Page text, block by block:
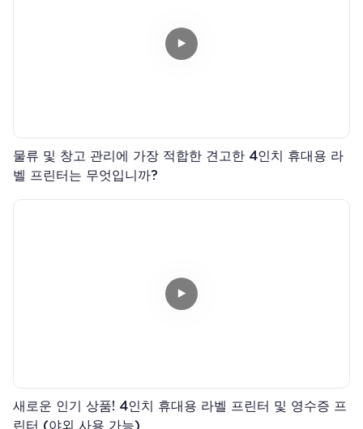
물류 및 창고 관리에 가장 적합한 견고한 4인치 휴대용 라
벨 프린터는 무엇입니까?
새로운 인기 상품! 4인치 휴대용 라벨 프린터 및 영수증 프
린터 (야외 사용 가능)